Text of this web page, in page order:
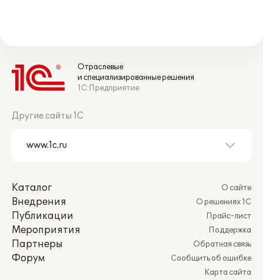
Отраслевые
и специализированные решения
1С:Предприятие
Другие сайты 1С
Каталог
Внедрения
Публикации
Мероприятия
Партнеры
Форум
О сайте
О решениях 1С
Прайс-лист
Поддержка
Обратная связь
Сообщить об ошибке
Карта сайта